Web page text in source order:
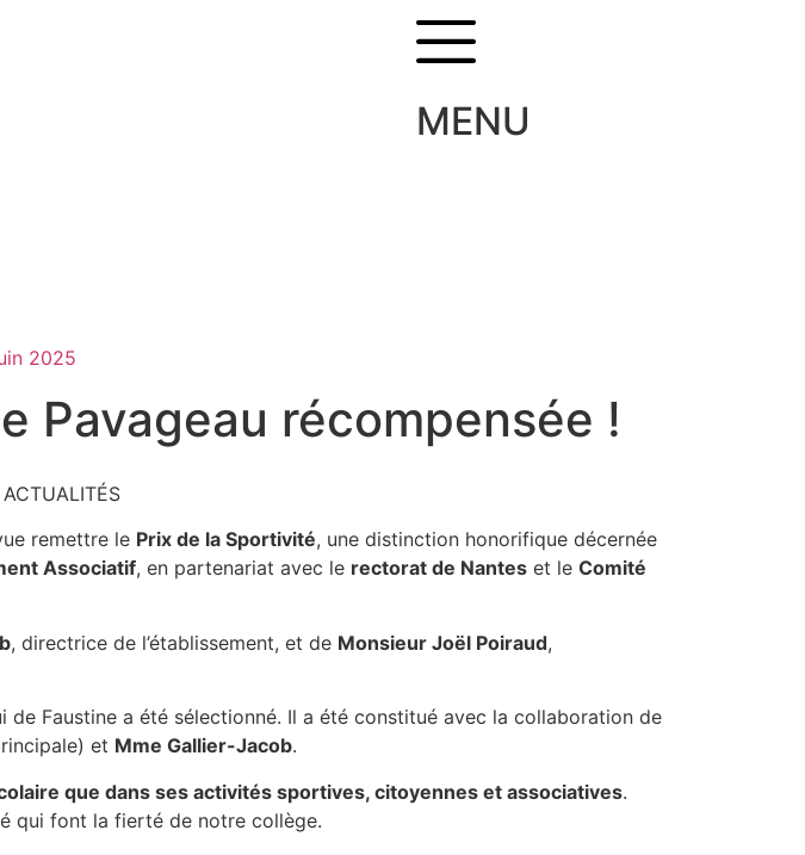
MENU
2025
Pavageau récompensée !
ACTUALITÉS
remettre le Prix de la Sportivité, une distinction honorifique décernée
Associatif, en partenariat avec le rectorat de Nantes et le Comité
, directrice de l’établissement, et de Monsieur Joël Poiraud,
de Faustine a été sélectionné. Il a été constitué avec la collaboration de
et Mme Gallier-Jacob.
que dans ses activités sportives, citoyennes et associatives.
qui font la fierté de notre collège.